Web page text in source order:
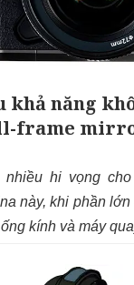
khả năng
frame
hi vọng
này, khi phần
kính và máy